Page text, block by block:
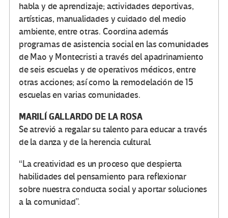
habla y de aprendizaje; actividades deportivas,
artísticas, manualidades y cuidado del medio
ambiente, entre otras. Coordina además
programas de asistencia social en las comunidades
de Mao y Montecristi a través del apadrinamiento
de seis escuelas y de operativos médicos, entre
otras acciones; así como la remodelación de 15
escuelas en varias comunidades.
MARILÍ GALLARDO DE LA ROSA
Se atrevió a regalar su talento para educar a través
de la danza y de la herencia cultural.
“La creatividad es un proceso que despierta
habilidades del pensamiento para reflexionar
sobre nuestra conducta social y aportar soluciones
a la comunidad”.